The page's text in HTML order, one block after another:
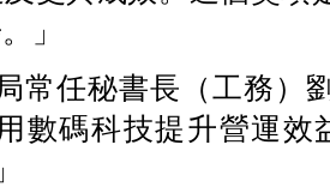
」
常任秘書長（工務）
數碼科技提升營運效